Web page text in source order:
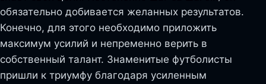
обязательно добивается желанных результатов.
Конечно, для этого необходимо приложить
максимум усилий и непременно верить в
собственный талант. Знаменитые футболисты
пришли к триумфу благодаря усиленным